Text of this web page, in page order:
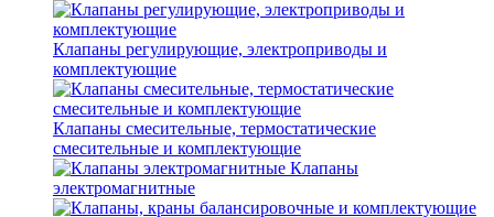
Клапаны регулирующие, электроприводы и
комплектующие
Клапаны смесительные, термостатические
смесительные и комплектующие
Клапаны
электромагнитные